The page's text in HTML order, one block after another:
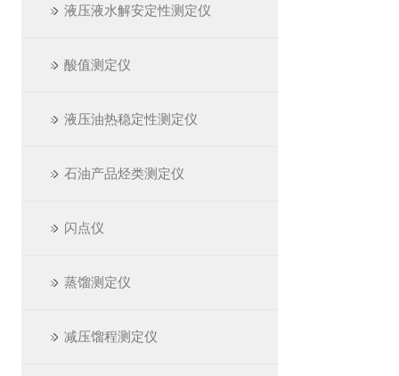
液压液水解安定性测定仪
酸值测定仪
液压油热稳定性测定仪
石油产品烃类测定仪
闪点仪
蒸馏测定仪
减压馏程测定仪